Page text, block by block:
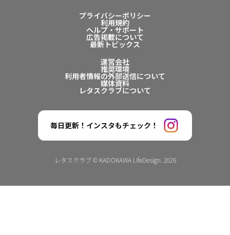
プライバシーポリシー
利用規約
ヘルプ・サポート
広告掲載について
最新トピックス
運営会社
推奨環境
利用者情報の外部送信について
媒体資料
レタスクラブについて
毎日更新！インスタもチェック！
レタスクラブ © KADOKAWA LifeDesign. 2026